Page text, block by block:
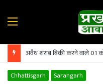
Menu
अवैध शराब बिक्री करने वाले 01
Chhattisgarh Sarangarh